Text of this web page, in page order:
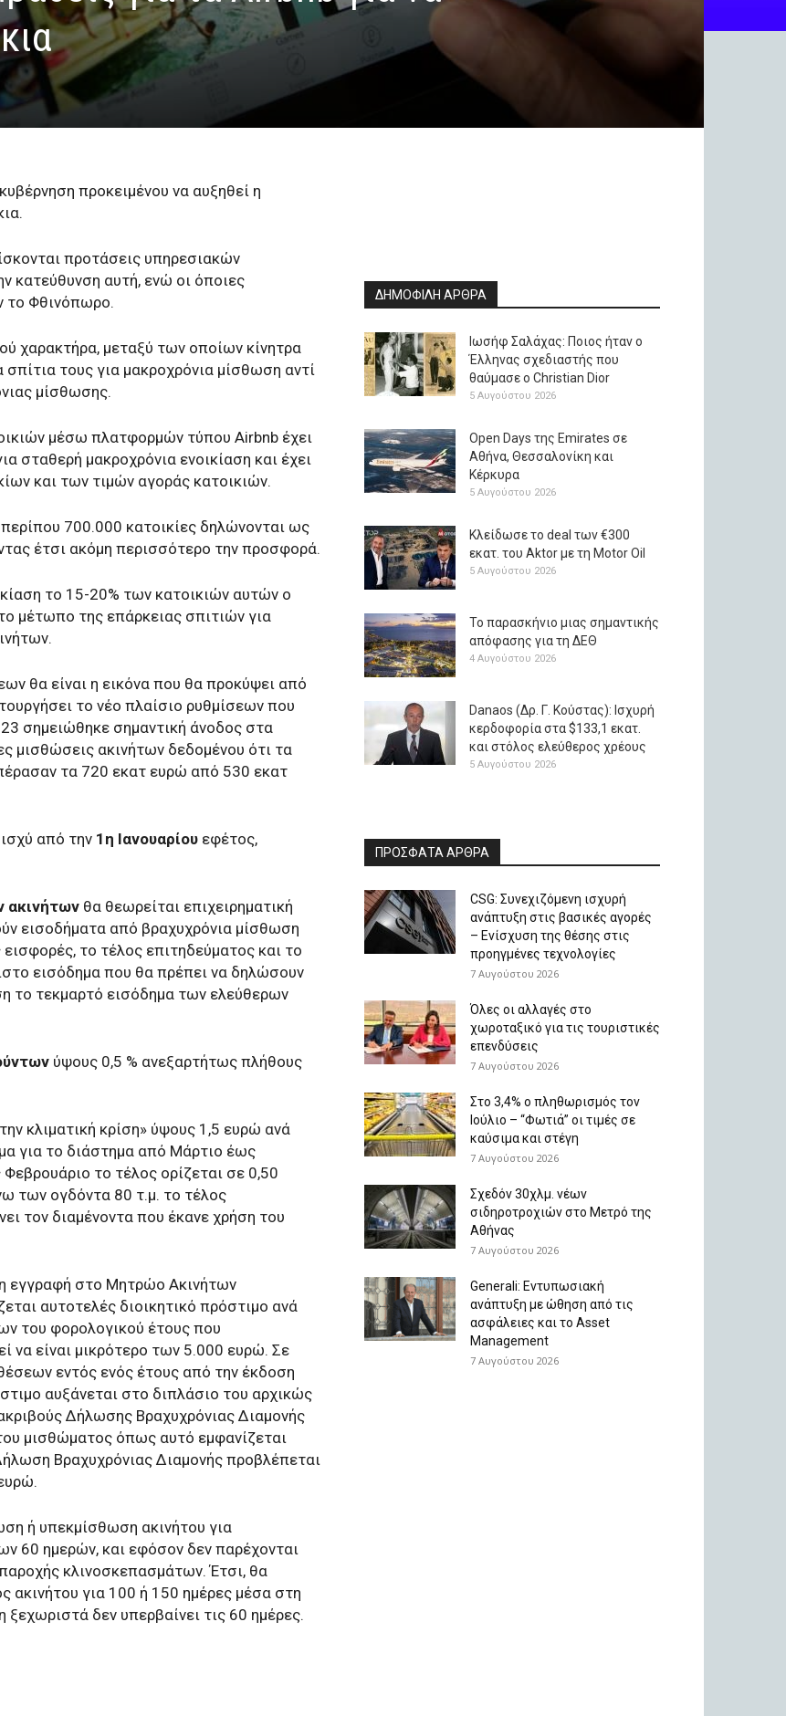
προκειμένου να αυξηθεί η
προτάσεις υπηρεσιακών
κατεύθυνση αυτή, ενώ οι όποιες
το Φθινόπωρο.
χαρακτήρα, μεταξύ των οποίων κίνητρα
τους για μακροχρόνια μίσθωση αντί
μίσθωσης.
μέσω πλατφορμών τύπου Airbnb έχει
σταθερή μακροχρόνια ενοικίαση και έχει
και των τιμών αγοράς κατοικιών.
700.000 κατοικίες δηλώνονται ως
έτσι ακόμη περισσότερο την προσφορά.
το 15-20% των κατοικιών αυτών ο
μέτωπο της επάρκειας σπιτιών για
θα είναι η εικόνα που θα προκύψει από
το νέο πλαίσιο ρυθμίσεων που
σημειώθηκε σημαντική άνοδος στα
μισθώσεις ακινήτων δεδομένου ότι τα
τα 720 εκατ ευρώ από 530 εκατ
από την 1η Ιανουαρίου εφέτος,
ακινήτων θα θεωρείται επιχειρηματική
εισοδήματα από βραχυχρόνια μίσθωση
το τέλος επιτηδεύματος και το
εισόδημα που θα πρέπει να δηλώσουν
το τεκμαρτό εισόδημα των ελεύθερων
ύψους 0,5 % ανεξαρτήτως πλήθους
κλιματική κρίση» ύψους 1,5 ευρώ ανά
για το διάστημα από Μάρτιο έως
το τέλος ορίζεται σε 0,50
των ογδόντα 80 τ.μ. το τέλος
τον διαμένοντα που έκανε χρήση του
εγγραφή στο Μητρώο Ακινήτων
αυτοτελές διοικητικό πρόστιμο ανά
του φορολογικού έτους που
να είναι μικρότερο των 5.000 ευρώ. Σε
εντός ενός έτους από την έκδοση
αυξάνεται στο διπλάσιο του αρχικώς
Δήλωσης Βραχυχρόνιας Διαμονής
μισθώματος όπως αυτό εμφανίζεται
Βραχυχρόνιας Διαμονής προβλέπεται
ή υπεκμίσθωση ακινήτου για
60 ημερών, και εφόσον δεν παρέχονται
κλινοσκεπασμάτων. Έτσι, θα
ακινήτου για 100 ή 150 ημέρες μέσα στη
δεν υπερβαίνει τις 60 ημέρες.
ΔΗΜΟΦΙΛΗ ΑΡΘΡΑ
Ιωσήφ Σαλάχας: Ποιος ήταν ο
Έλληνας σχεδιαστής που
θαύμασε ο Christian Dior
5 Αυγούστου 2026
Open Days της Emirates σε
Αθήνα, Θεσσαλονίκη και
Κέρκυρα
5 Αυγούστου 2026
Κλείδωσε το deal των €300
εκατ. του Aktor με τη Μotor Oil
5 Αυγούστου 2026
Το παρασκήνιο μιας σημαντικής
απόφασης για τη ΔΕΘ
4 Αυγούστου 2026
Danaos (Δρ. Γ. Κούστας): Ισχυρή
κερδοφορία στα $133,1 εκατ.
και στόλος ελεύθερος χρέους
5 Αυγούστου 2026
ΠΡΟΣΦΑΤΑ ΑΡΘΡΑ
CSG: Συνεχιζόμενη ισχυρή
ανάπτυξη στις βασικές αγορές
– Ενίσχυση της θέσης στις
προηγμένες τεχνολογίες
7 Αυγούστου 2026
Όλες οι αλλαγές στο
χωροταξικό για τις τουριστικές
επενδύσεις
7 Αυγούστου 2026
Στο 3,4% ο πληθωρισμός τον
Ιούλιο – “Φωτιά” οι τιμές σε
καύσιμα και στέγη
7 Αυγούστου 2026
Σχεδόν 30χλμ. νέων
σιδηροτροχιών στο Μετρό της
Αθήνας
7 Αυγούστου 2026
Generali: Eντυπωσιακή
ανάπτυξη με ώθηση από τις
ασφάλειες και το Asset
Management
7 Αυγούστου 2026